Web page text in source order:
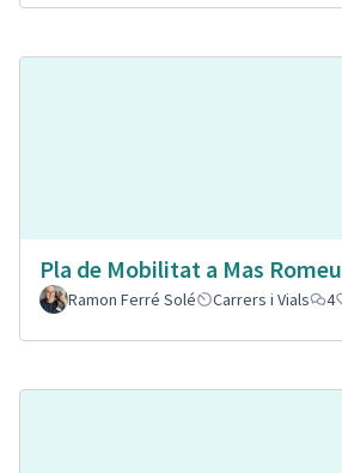
Pla de Mobilitat a Mas Romeu
Ramon Ferré Solé
Carrers i Vials 4